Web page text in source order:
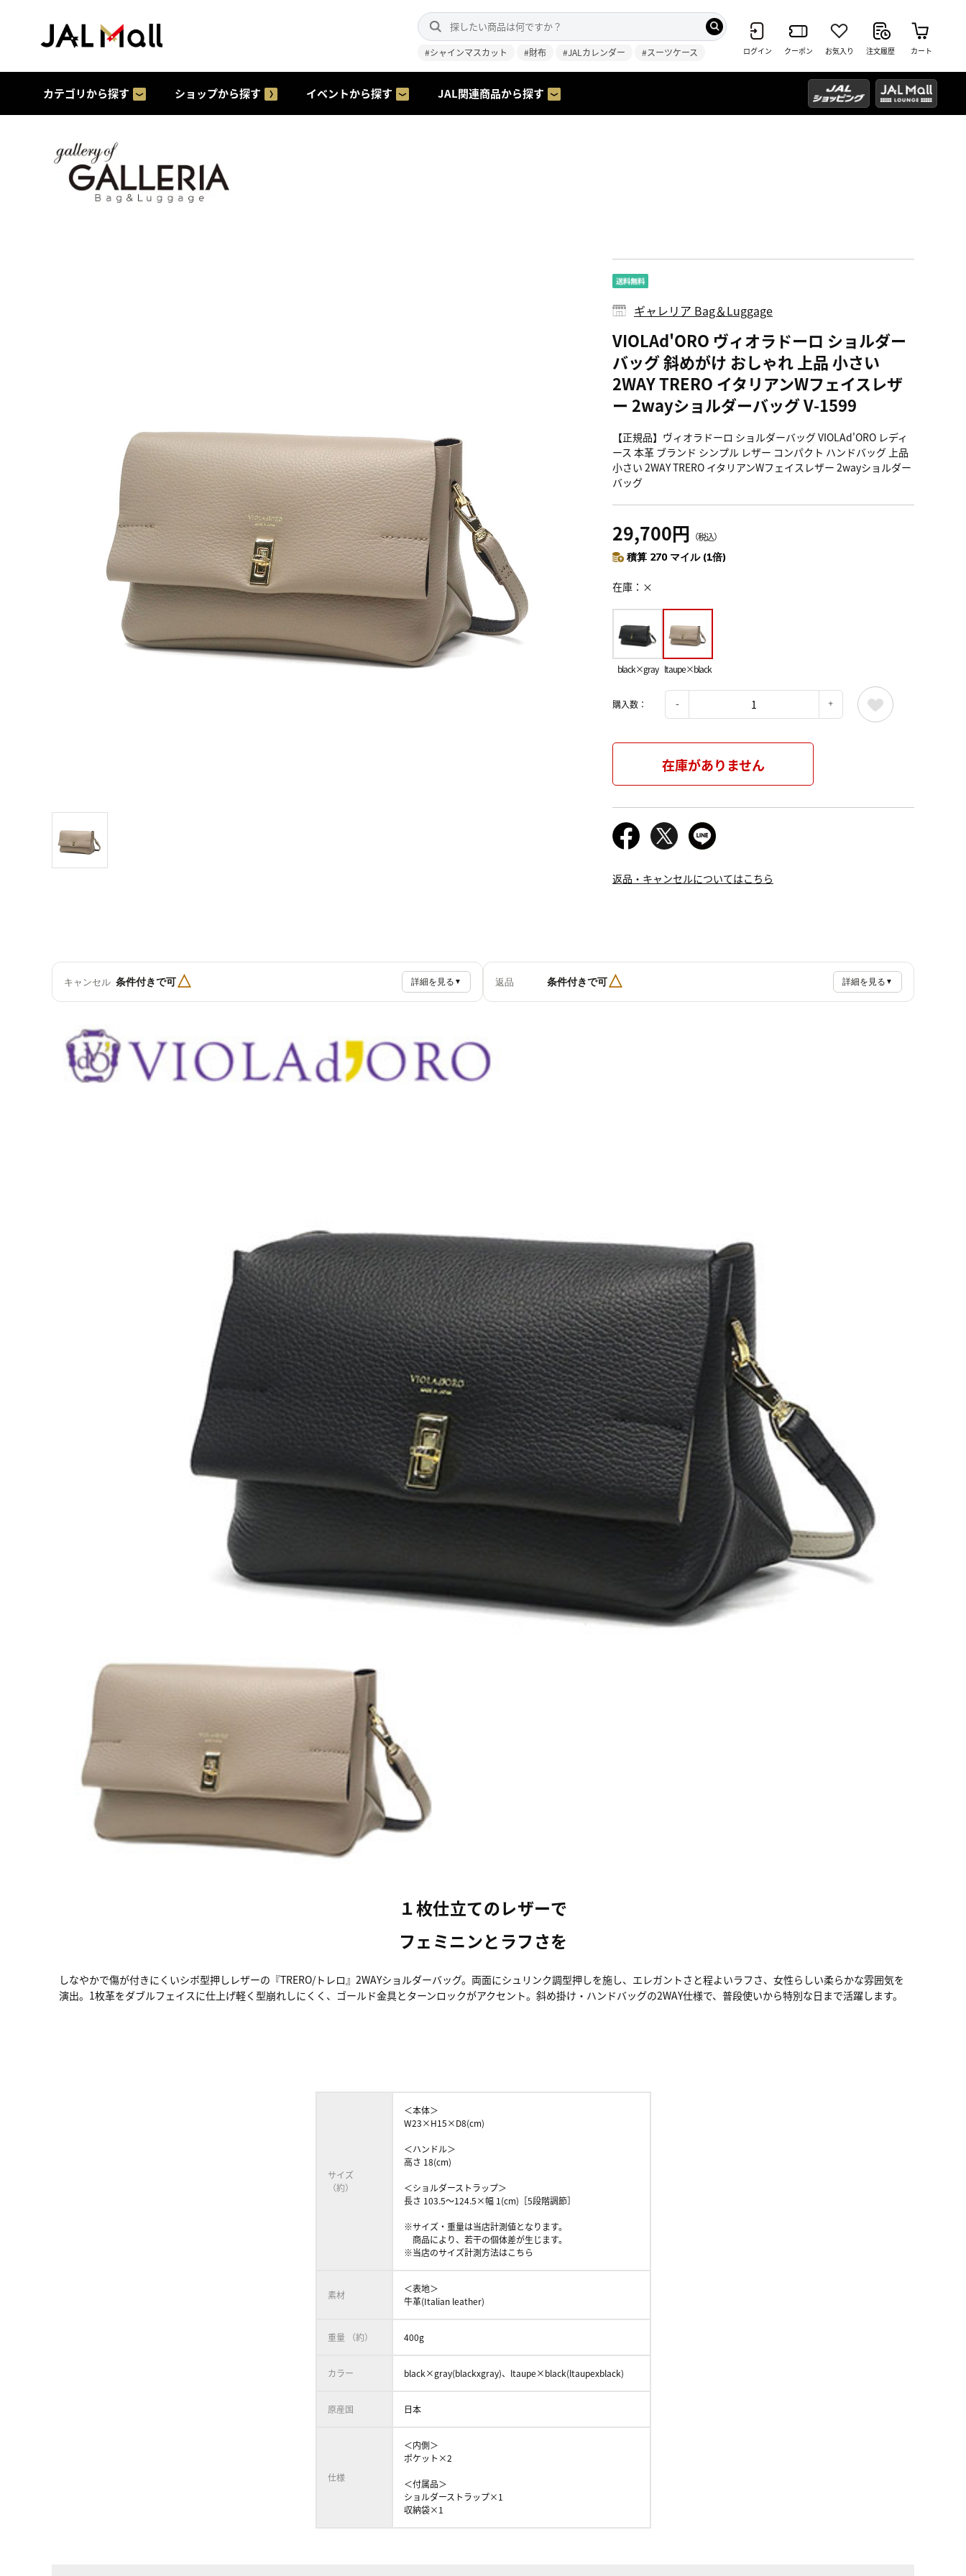
#シャインマスカット #財布 #JALカレンダー #スーツケース ログイン クーポン お気入り 注文履歴 カート
カテゴリから探す ショップから探す イベントから探す JAL関連商品から探す
ギャレリア Bag＆Luggage
VIOLAd'ORO ヴィオラドーロ ショルダー
バッグ 斜めがけ おしゃれ 上品 小さい
2WAY TRERO イタリアンWフェイスレザ
ー 2wayショルダーバッグ V-1599
【正規品】ヴィオラドーロ ショルダーバッグ VIOLAd'ORO レディ
ース 本革 ブランド シンプル レザー コンパクト ハンドバッグ 上品
小さい 2WAY TRERO イタリアンWフェイスレザー 2wayショルダー
バッグ
29,700円 （税込）
積算 270 マイル (1倍)
在庫 ×
black×gray ltaupe×black
購入数：
在庫がありません
返品・キャンセルについてはこちら
キャンセル 条件付きで可△ 詳細を見る ▼ 返品 条件付きで可△ 詳細を見る ▼
１枚仕立てのレザーで
フェミニンとラフさを
しなやかで傷が付きにくいシボ型押しレザーの『TRERO/トレロ』2WAYショルダーバッグ。両面にシュリンク調型押しを施し、エレガントさと程よいラフさ、女性らしい柔らかな雰囲気を
演出。1枚革をダブルフェイスに仕上げ軽く型崩れしにくく、ゴールド金具とターンロックがアクセント。斜め掛け・ハンドバッグの2WAY仕様で、普段使いから特別な日まで活躍します。
サイズ
（約）
＜本体＞
W23×H15×D8(cm)
＜ハンドル＞
高さ 18(cm)
＜ショルダーストラップ＞
長さ 103.5～124.5×幅 1(cm)［5段階調節］
※サイズ・重量は当店計測値となります。
商品により、若干の個体差が生じます。
※当店のサイズ計測方法はこちら
素材
＜表地＞
牛革(Italian leather)
重量 （約） 400g
カラー black×gray(blackxgray)、ltaupe×black(ltaupexblack)
原産国 日本
仕様
＜内側＞
ポケット×2
＜付属品＞
ショルダーストラップ×1
収納袋×1